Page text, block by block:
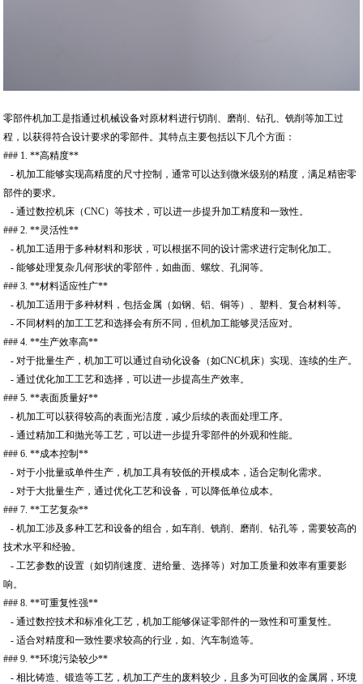
零部件机加工是指通过机械设备对原材料进行切削、磨削、钻孔、铣削等加工过
程，以获得符合设计要求的零部件。其特点主要包括以下几个方面：
### 1. **高精度**
- 机加工能够实现高精度的尺寸控制，通常可以达到微米级别的精度，满足精密零
部件的要求。
- 通过数控机床（CNC）等技术，可以进一步提升加工精度和一致性。
### 2. **灵活性**
- 机加工适用于多种材料和形状，可以根据不同的设计需求进行定制化加工。
- 能够处理复杂几何形状的零部件，如曲面、螺纹、孔洞等。
### 3. **材料适应性广**
- 机加工适用于多种材料，包括金属（如钢、铝、铜等）、塑料、复合材料等。
- 不同材料的加工工艺和选择会有所不同，但机加工能够灵活应对。
### 4. **生产效率高**
- 对于批量生产，机加工可以通过自动化设备（如CNC机床）实现、连续的生产。
- 通过优化加工工艺和选择，可以进一步提高生产效率。
### 5. **表面质量好**
- 机加工可以获得较高的表面光洁度，减少后续的表面处理工序。
- 通过精加工和抛光等工艺，可以进一步提升零部件的外观和性能。
### 6. **成本控制**
- 对于小批量或单件生产，机加工具有较低的开模成本，适合定制化需求。
- 对于大批量生产，通过优化工艺和设备，可以降低单位成本。
### 7. **工艺复杂**
- 机加工涉及多种工艺和设备的组合，如车削、铣削、磨削、钻孔等，需要较高的
技术水平和经验。
- 工艺参数的设置（如切削速度、进给量、选择等）对加工质量和效率有重要影
响。
### 8. **可重复性强**
- 通过数控技术和标准化工艺，机加工能够保证零部件的一致性和可重复性。
- 适合对精度和一致性要求较高的行业，如、汽车制造等。
### 9. **环境污染较少**
- 相比铸造、锻造等工艺，机加工产生的废料较少，且多为可回收的金属屑，环境